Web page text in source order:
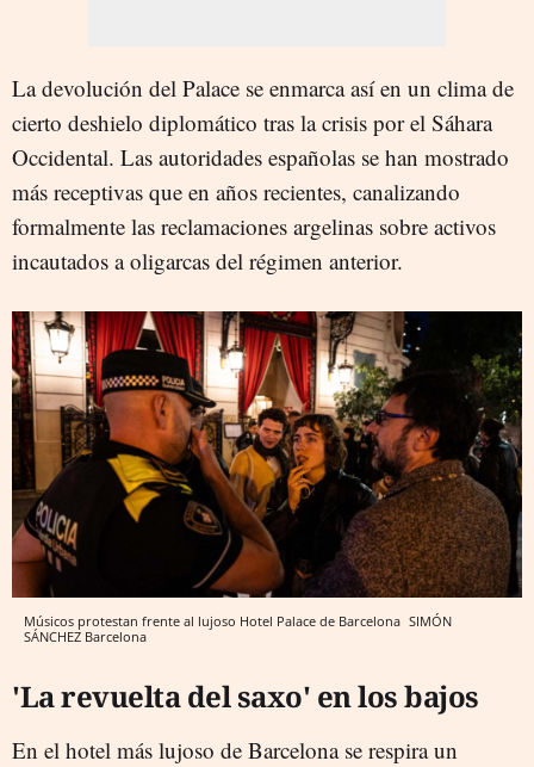
La devolución del Palace se enmarca así en un clima de
cierto deshielo diplomático tras la crisis por el Sáhara
Occidental. Las autoridades españolas se han mostrado
más receptivas que en años recientes, canalizando
formalmente las reclamaciones argelinas sobre activos
incautados a oligarcas del régimen anterior.
Músicos protestan frente al lujoso Hotel Palace de Barcelona SIMÓN
SÁNCHEZ Barcelona
'La revuelta del saxo' en los bajos
En el hotel más lujoso de Barcelona se respira un